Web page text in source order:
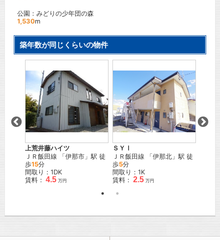
公園：みどりの少年団の森
1,530m
築年数が同じくらいの物件
上荒井藤ハイツ
ＪＲ飯田線 「伊那市 」駅 徒
歩15分
間取り：1DK
賃料： 4.5 万円
ＳＹⅠ
ＪＲ飯田線 「伊那北 」駅 徒
歩5分
間取り：1K
賃料： 2.5 万円